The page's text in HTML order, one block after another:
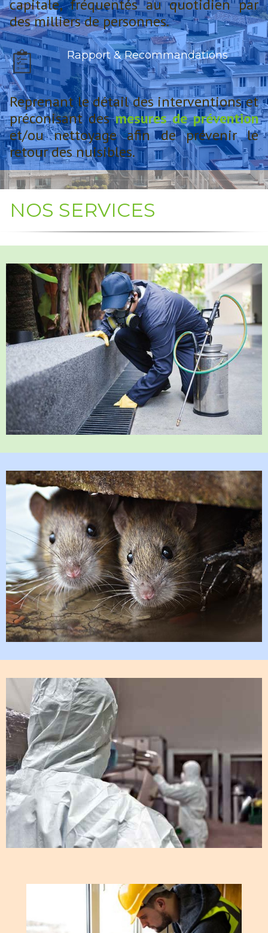
capitale, fréquentés au quotidien par
des milliers de personnes.
Rapport & Recommandations
Reprenant le détail des interventions et
préconisant desmesures de prévention
et/ou nettoyage afin de prévenir le
retour des nuisibles.
NOS SERVICES